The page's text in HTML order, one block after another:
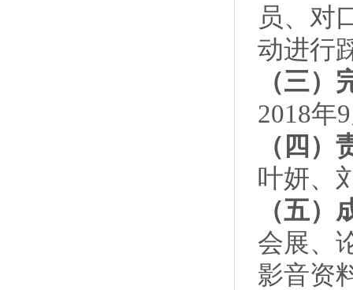
员、对
动进行
（三）
2018年
（四）
叶妍、
（五）
会展、
影音资